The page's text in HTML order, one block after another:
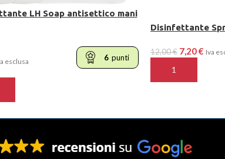
LH Soap antisettico mani
esclusa 6 punti
AL CARRELLO
Disinfettante
12,00€ 7,20€ Iva
AGGIUNGI AL